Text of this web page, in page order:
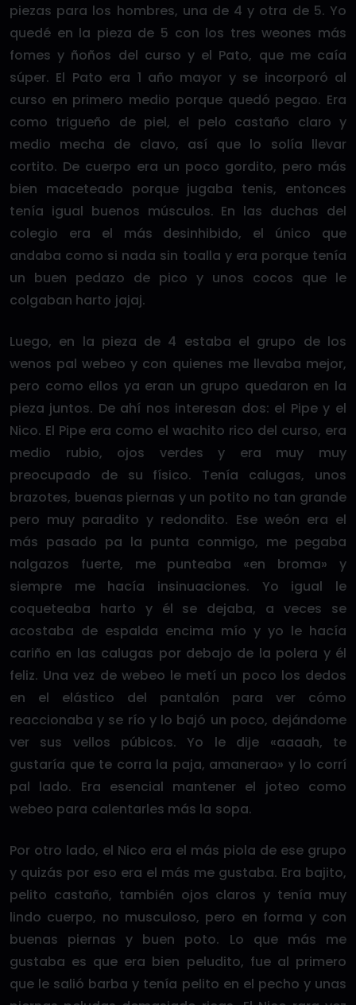
piezas para los hombres, una de 4 y otra de 5. Yo
quedé en la pieza de 5 con los tres weones más
fomes y ñoños del curso y el Pato, que me caía
súper. El Pato era 1 año mayor y se incorporó al
curso en primero medio porque quedó pegao. Era
como trigueño de piel, el pelo castaño claro y
medio mecha de clavo, así que lo solía llevar
cortito. De cuerpo era un poco gordito, pero más
bien maceteado porque jugaba tenis, entonces
tenía igual buenos músculos. En las duchas del
colegio era el más desinhibido, el único que
andaba como si nada sin toalla y era porque tenía
un buen pedazo de pico y unos cocos que le
colgaban harto jajaj.
Luego, en la pieza de 4 estaba el grupo de los
wenos pal webeo y con quienes me llevaba mejor,
pero como ellos ya eran un grupo quedaron en la
pieza juntos. De ahí nos interesan dos: el Pipe y el
Nico. El Pipe era como el wachito rico del curso, era
medio rubio, ojos verdes y era muy muy
preocupado de su físico. Tenía calugas, unos
brazotes, buenas piernas y un potito no tan grande
pero muy paradito y redondito. Ese weón era el
más pasado pa la punta conmigo, me pegaba
nalgazos fuerte, me punteaba «en broma» y
siempre me hacía insinuaciones. Yo igual le
coqueteaba harto y él se dejaba, a veces se
acostaba de espalda encima mío y yo le hacía
cariño en las calugas por debajo de la polera y él
feliz. Una vez de webeo le metí un poco los dedos
en el elástico del pantalón para ver cómo
reaccionaba y se río y lo bajó un poco, dejándome
ver sus vellos púbicos. Yo le dije «aaaah, te
gustaría que te corra la paja, amanerao» y lo corrí
pal lado. Era esencial mantener el joteo como
webeo para calentarles más la sopa.
Por otro lado, el Nico era el más piola de ese grupo
y quizás por eso era el más me gustaba. Era bajito,
pelito castaño, también ojos claros y tenía muy
lindo cuerpo, no musculoso, pero en forma y con
buenas piernas y buen poto. Lo que más me
gustaba es que era bien peludito, fue al primero
que le salió barba y tenía pelito en el pecho y unas